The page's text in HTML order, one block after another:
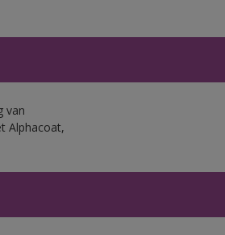
van
Alphacoat,